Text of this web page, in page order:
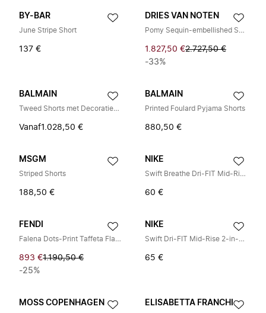
BY-BAR
June Stripe Short
137 €
DRIES VAN NOTEN
Pomy Sequin-embellished Shorts
1.827,50 €2.727,50 €
-33%
BALMAIN
Tweed Shorts met Decoratieve Knopen
Vanaf1.028,50 €
BALMAIN
Printed Foulard Pyjama Shorts
880,50 €
MSGM
Striped Shorts
188,50 €
NIKE
Swift Breathe Dri-FIT Mid-Rise 2.5 Brief-Lined hardloopshorts
60 €
FENDI
Falena Dots-Print Taffeta Flared Shorts
893 €1.190,50 €
-25%
NIKE
Swift Dri-FIT Mid-Rise 2-in-1 Short
65 €
MOSS COPENHAGEN ELISABETTA FRANCHI